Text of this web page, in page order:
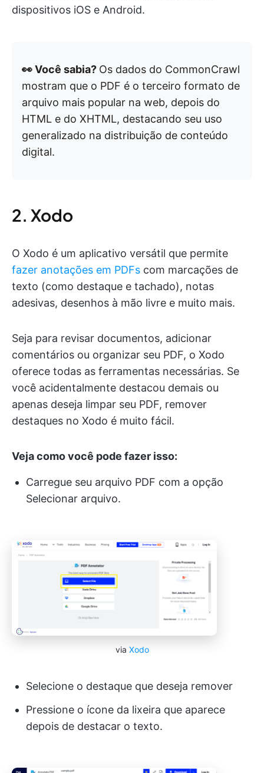
dispositivos iOS e Android.
👀 Você sabia? Os dados do CommonCrawl
mostram que o PDF é o terceiro formato de
arquivo mais popular na web, depois do
HTML e do XHTML, destacando seu uso
generalizado na distribuição de conteúdo
digital.
2. Xodo
O Xodo é um aplicativo versátil que permite
fazer anotações em PDFs com marcações de
texto (como destaque e tachado), notas
adesivas, desenhos à mão livre e muito mais.
Seja para revisar documentos, adicionar
comentários ou organizar seu PDF, o Xodo
oferece todas as ferramentas necessárias. Se
você acidentalmente destacou demais ou
apenas deseja limpar seu PDF, remover
destaques no Xodo é muito fácil.
Veja como você pode fazer isso:
Carregue seu arquivo PDF com a opção
Selecionar arquivo.
via Xodo
Selecione o destaque que deseja remover
Pressione o ícone da lixeira que aparece
depois de destacar o texto.